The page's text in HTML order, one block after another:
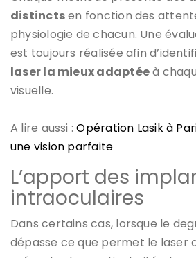
distinctsen fonction des
physiologie de chacun. Une
est toujours réalisée afin
laser la mieux adaptéeà
visuelle.
A lire aussi :Opération Lasik à
une vision parfaite
L’apport des
intraoculaires
Dans certains cas, lorsque le
dépasse ce que permet le laser